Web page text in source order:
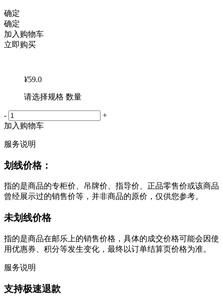
确定
确定
加入购物车
立即购买
¥59.0
请选择规格 数量
-
+
加入购物车
服务说明
划线价格：
指的是商品的专柜价、吊牌价、指导价、正品零售价或该商品
曾经展示过的销售价等，并非商品的原价，仅供您参考。
未划线价格
指的是商品在邮乐上的销售价格，具体的成交价格可能会因使
用优惠券、积分等发生变化，最终以订单结算页价格为准。
服务说明
支持极速退款